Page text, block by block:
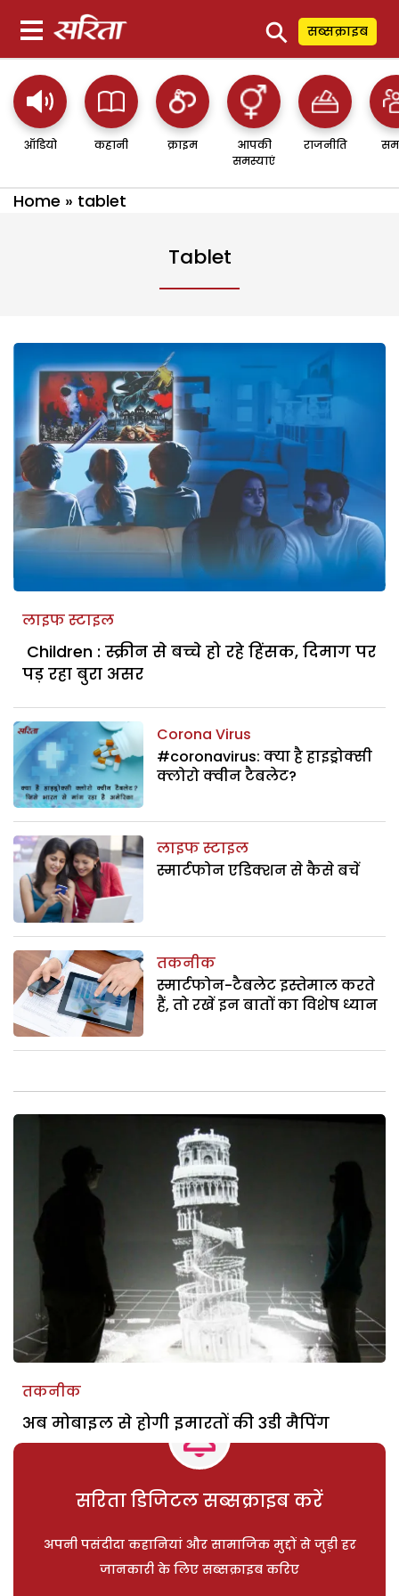
⚲ सब्सक्राइब
ऑडियो कहानी क्राइम
आपकी
समस्याएं
राजनीति
Home » tablet
Tablet
लाइफ स्टाइल
Children : स्क्रीन से बच्चे हो रहे हिंसक, दिमाग पर
पड़ रहा बुरा असर
Corona Virus
#coronavirus: क्या है हाइड्रोक्सी
क्लोरो क्वीन टैबलेट?
लाइफ स्टाइल
स्मार्टफोन एडिक्शन से कैसे बचें
तकनीक
स्मार्टफोन-टैबलेट इस्तेमाल करते
हैं, तो रखें इन बातों का विशेष ध्यान
तकनीक
अब मोबाइल से होगी इमारतों की 3डी मैपिंग
सरिता डिजिटल सब्सक्राइब करें
अपनी पसंदीदा कहानियां और सामाजिक मुद्दों से जुड़ी हर
जानकारी के लिए सब्सक्राइब करिए